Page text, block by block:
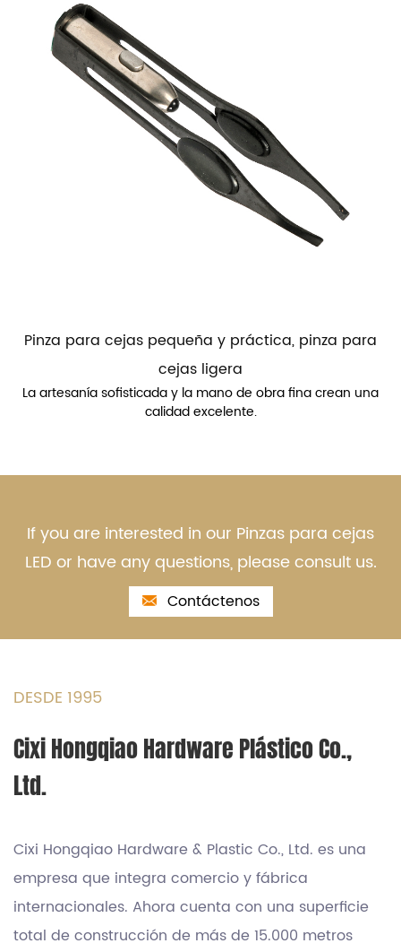
Pinza para cejas pequeña y práctica, pinza para
cejas ligera
La artesanía sofisticada y la mano de obra fina crean una
calidad excelente.
If you are interested in our Pinzas para cejas
LED or have any questions, please consult us.
Contáctenos
DESDE 1995
Cixi Hongqiao Hardware Plástico Co.,
Ltd.
Cixi Hongqiao Hardware & Plastic Co., Ltd. es una
empresa que integra comercio y fábrica
internacionales. Ahora cuenta con una superficie
total de construcción de más de 15.000 metros